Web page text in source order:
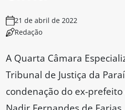
21 de abril de 2022
Redação
A Quarta Câmara
Tribunal de Justiça da
condenação do ex-